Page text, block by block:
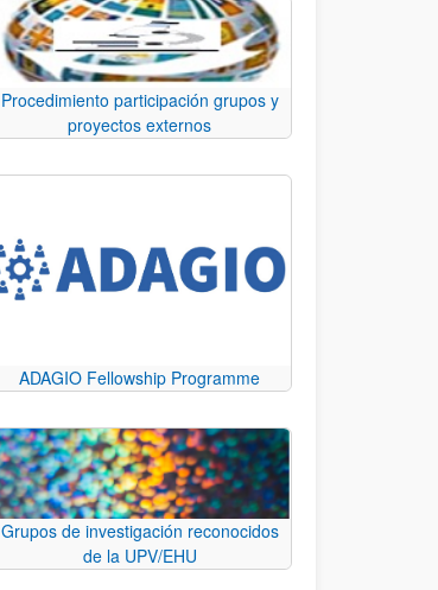
Procedimiento participación grupos y
proyectos externos
ADAGIO Fellowship Programme
Grupos de investigación reconocidos
de la UPV/EHU